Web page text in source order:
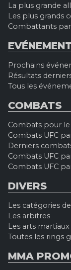
La plus grande
Les plus grands
Combattants
Prochains
Résultats
Tous les
COMBATS
Combats pour le
Combats UFC
Derniers
Combats UFC
Combats UFC
DIVERS
Les catégories
Les arbitres
Les arts martiaux
Toutes les rings
MMA